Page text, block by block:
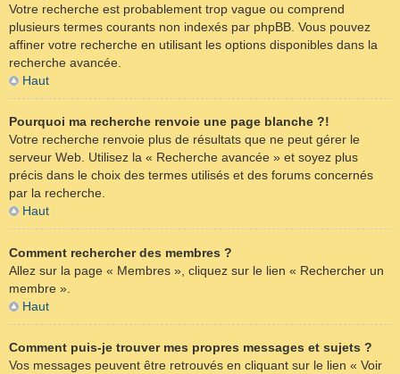
Votre recherche est probablement trop vague ou comprend
plusieurs termes courants non indexés par phpBB. Vous pouvez
affiner votre recherche en utilisant les options disponibles dans la
recherche avancée.
Haut
Pourquoi ma recherche renvoie une page blanche ?!
Votre recherche renvoie plus de résultats que ne peut gérer le
serveur Web. Utilisez la « Recherche avancée » et soyez plus
précis dans le choix des termes utilisés et des forums concernés
par la recherche.
Haut
Comment rechercher des membres ?
Allez sur la page « Membres », cliquez sur le lien « Rechercher un
membre ».
Haut
Comment puis-je trouver mes propres messages et sujets ?
Vos messages peuvent être retrouvés en cliquant sur le lien « Voir